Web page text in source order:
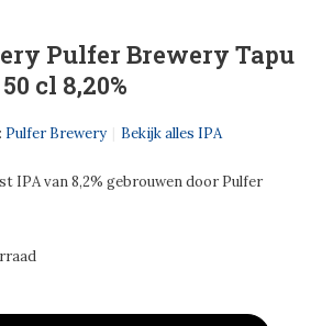
Pulfer Brewery Tapu
cl 8,20%
Pulfer Brewery Bekijk alles IPA
IPA van 8,2% gebrouwen door Pulfer